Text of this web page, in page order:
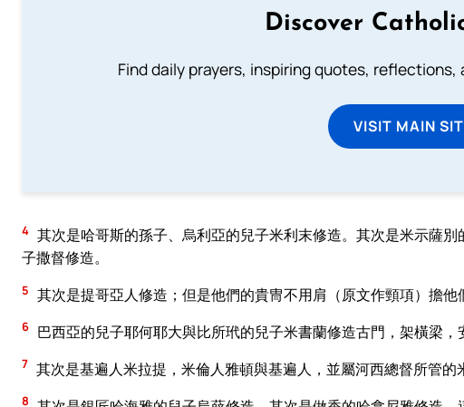
Discover
Find daily prayers, inspiring quotes,
VISIT MAIN
4 其次是哈哥斯的孫子、烏利亞的兒子米利末修造。其次是米示薩
子撒督修造。
5 其次是提哥亞人修造；但是他們的貴冑不用肩（原文作頸項）擔他
6 巴西亞的兒子耶何耶大與比所玳的兒子米書蘭修造古門，架橫梁，
7 其次是基遍人米拉提，米倫人雅頓與基遍人，並屬河西總督所管的
8